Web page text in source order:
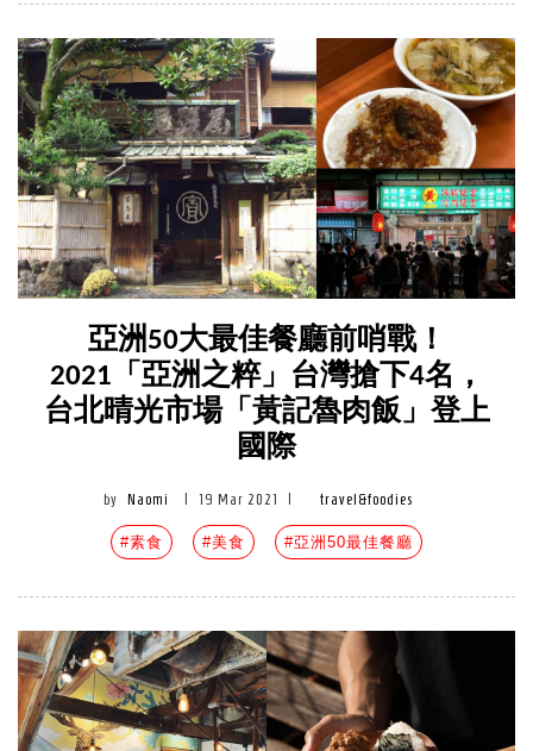
亞洲50大最佳餐廳前哨戰！
2021「亞洲之粹」台灣搶下4名，
台北晴光市場「黃記魯肉飯」登上
國際
by Naomi 19 Mar 2021 travel&foodies
#素食 #美食 #亞洲50最佳餐廳